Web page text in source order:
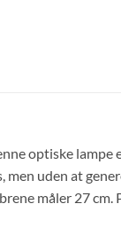
optiske lampe
uden at
måler 27